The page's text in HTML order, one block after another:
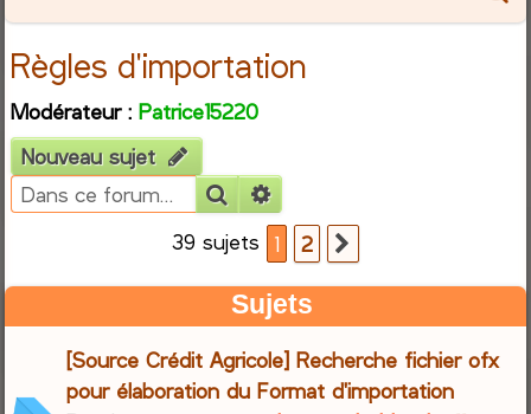
c
h
Règles d'importation
Modérateur : Patrice15220
Nouveau sujet
Rechercher
39 sujets
1 2
Sujets
[Source Crédit Agricole] Recherche fichier ofx
pour élaboration du Format d'importation